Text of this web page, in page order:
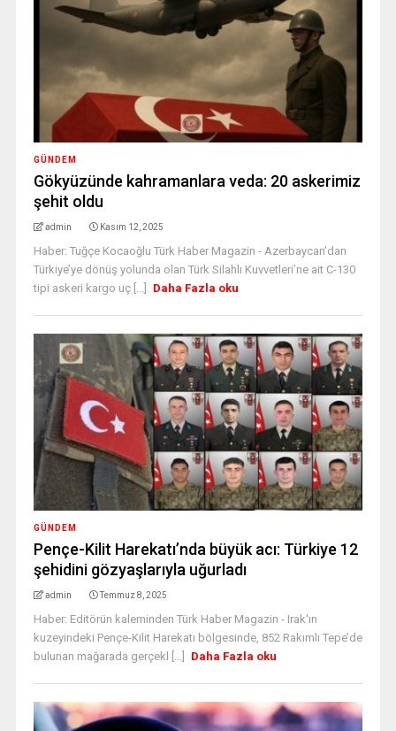
GÜNDEM
Gökyüzünde kahramanlara veda: 20 askerimiz
şehit oldu
admin Kasım 12, 2025
Haber: Tuğçe Kocaoğlu Türk Haber Magazin - Azerbaycan’dan
Türkiye’ye dönüş yolunda olan Türk Silahlı Kuvvetleri’ne ait C-130
tipi askeri kargo uç [...]
Daha Fazla oku
GÜNDEM
Pençe-Kilit Harekatı’nda büyük acı: Türkiye 12
şehidini gözyaşlarıyla uğurladı
admin Temmuz 8, 2025
Haber: Editörün kaleminden Türk Haber Magazin - Irak'ın
kuzeyindeki Pençe-Kilit Harekatı bölgesinde, 852 Rakımlı Tepe’de
bulunan mağarada gerçekl [...]
Daha Fazla oku